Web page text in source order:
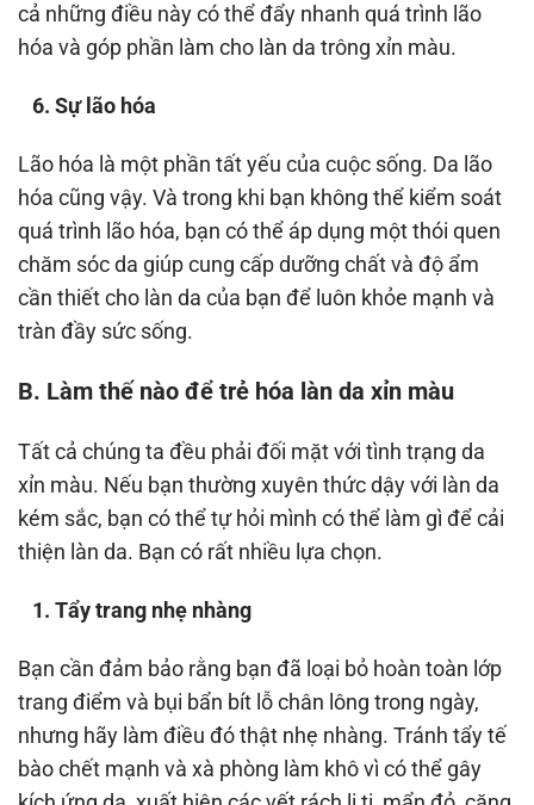
cả những điều này có thể đẩy nhanh quá trình lão
hóa và góp phần làm cho làn da trông xỉn màu.
6. Sự lão hóa
Lão hóa là một phần tất yếu của cuộc sống. Da lão
hóa cũng vậy. Và trong khi bạn không thể kiểm soát
quá trình lão hóa, bạn có thể áp dụng một thói quen
chăm sóc da giúp cung cấp dưỡng chất và độ ẩm
cần thiết cho làn da của bạn để luôn khỏe mạnh và
tràn đầy sức sống.
B. Làm thế nào để trẻ hóa làn da xỉn màu
Tất cả chúng ta đều phải đối mặt với tình trạng da
xỉn màu. Nếu bạn thường xuyên thức dậy với làn da
kém sắc, bạn có thể tự hỏi mình có thể làm gì để cải
thiện làn da. Bạn có rất nhiều lựa chọn.
1. Tẩy trang nhẹ nhàng
Bạn cần đảm bảo rằng bạn đã loại bỏ hoàn toàn lớp
trang điểm và bụi bẩn bít lỗ chân lông trong ngày,
nhưng hãy làm điều đó thật nhẹ nhàng. Tránh tẩy tế
bào chết mạnh và xà phòng làm khô vì có thể gây